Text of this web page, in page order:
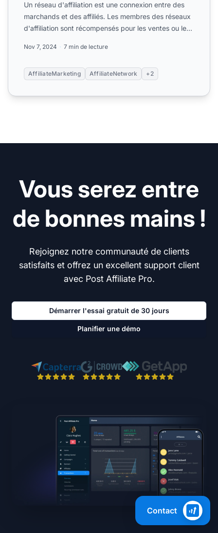
Un réseau d'affiliation est une connexion entre des
marchands et des affiliés. Les membres des réseaux
d'affiliation sont récompensés pour les ventes ou les
Nov 7, 2024 7 min de lecture
AffiliateMarketing AffiliateNetwork +2
Vous serez entre
de bonnes mains !
Rejoignez notre communauté de clients
satisfaits et offrez un excellent support client
avec Post Affiliate Pro.
Démarrer l'essai gratuit de 30 jours
Planifier une démo
Contact